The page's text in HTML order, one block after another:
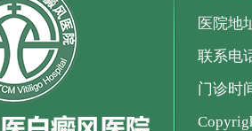
医院地
联系电
门诊时